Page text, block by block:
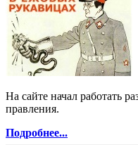
На сайте начал работать
правления.
Подробнее...